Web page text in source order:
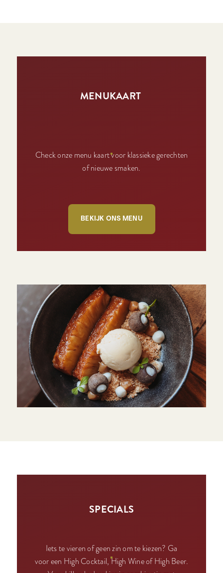
MENUKAART
Check onze menu kaart voor klassieke gerechten
of nieuwe smaken.
BEKIJK ONS MENU
SPECIALS
Iets te vieren of geen zin om te kiezen? Ga
voor een High Cocktail, High Wine of High Beer.